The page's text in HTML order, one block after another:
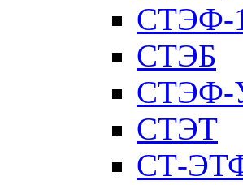
СТЭФ-
СТЭБ
СТЭФ-
СТЭТ
СТ-